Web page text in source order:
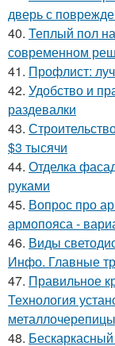
дверь с
40. Теплый пол
современном
41. Профлист:
42. Удобство и
раздевалки
43.
$3 тысячи
44. Отделка
руками
45. Вопрос про
армопояса -
46. Виды
Инфо. Главные
47. Правильное
Технология
металлочерепицы
48.